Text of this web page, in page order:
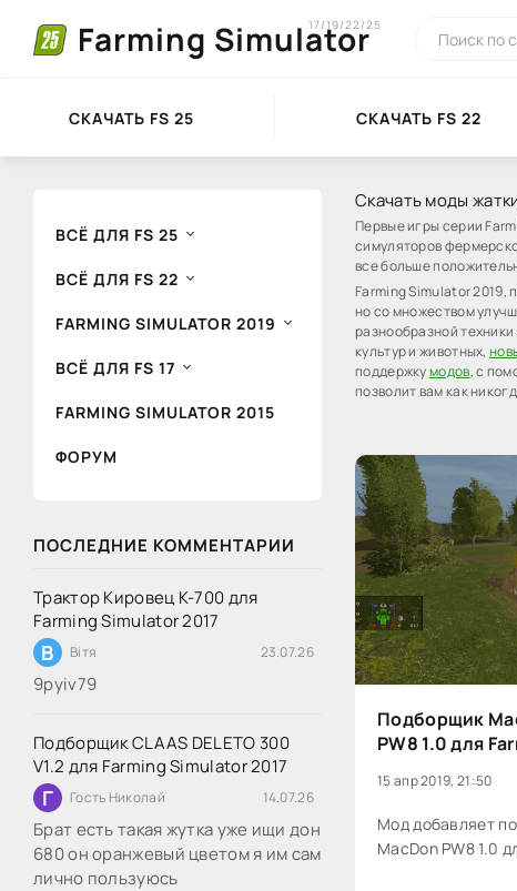
Farming Simulator
17/19/22/25
СКАЧАТЬ FS 25 СКАЧАТЬ FS 22
ВСЁ ДЛЯ FS 25
ВСЁ ДЛЯ FS 22
FARMING SIMULATOR 2019
ВСЁ ДЛЯ FS 17
FARMING SIMULATOR 2015
ФОРУМ
ПОСЛЕДНИЕ КОММЕНТАРИИ
Трактор Кировец К-700 для
Farming Simulator 2017
В Вітя 23.07.26
9руіv79
Подборщик CLAAS DELETO 300
V1.2 для Farming Simulator 2017
Г Гость Николай 14.07.26
Брат есть такая жутка уже ищи дон
680 он оранжевый цветом я им сам
лично пользуюсь
Скачать моды
Первые игры серии
симуляторов
все больше
Farming Simulator 2019,
но со множеством
разнообразной
культур и животных,
поддержкумодов, с
позволит вам как
Подборщик
PW8 1.0 для
15 апр 2019, 21:50
Мод добавляет
MacDon PW8 1.0